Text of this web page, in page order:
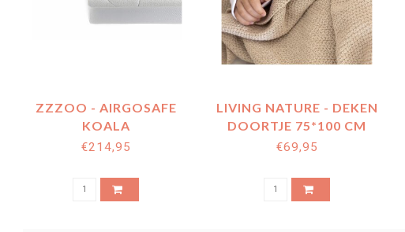
ZZZOO - AIRGOSAFE
KOALA
€214,95
LIVING NATURE - DEKEN
DOORTJE 75*100 CM
€69,95